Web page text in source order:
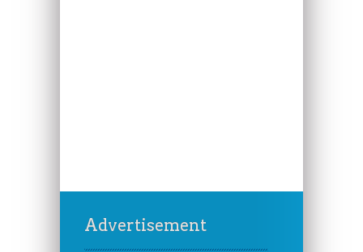
Advertisement